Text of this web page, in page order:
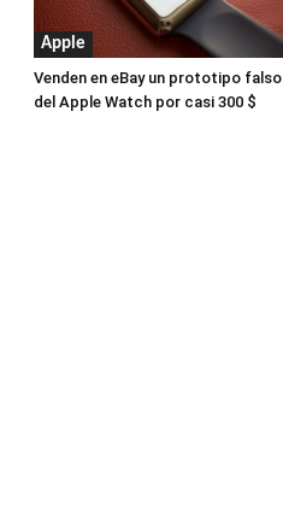
Apple
Venden en eBay un prototipo falso
del Apple Watch por casi 300 $